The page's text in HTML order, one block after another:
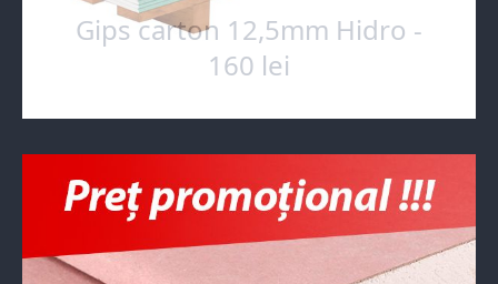
Gips carton 12,5mm Hidro -
160 lei